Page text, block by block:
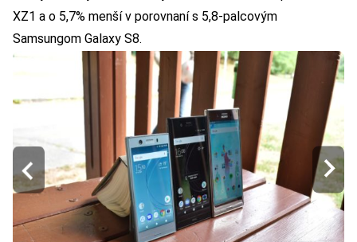
XZ1 a o 5,7% menší v porovnaní s 5,8-palcovým
Samsungom Galaxy S8.